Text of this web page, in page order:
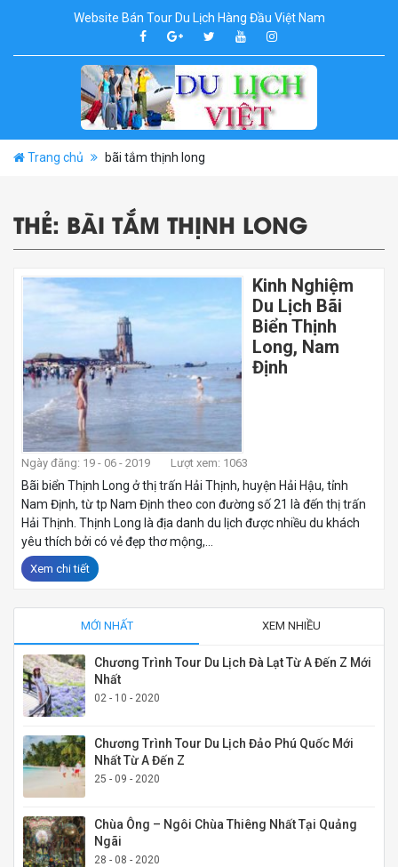
Website Bán Tour Du Lịch Hàng Đầu Việt Nam
Trang chủ bãi tắm thịnh long
THẺ: BÃI TẮM THỊNH LONG
Kinh Nghiệm
Du Lịch Bãi
Biển Thịnh
Long, Nam
Định
Ngày đăng: 19 - 06 - 2019 Lượt xem: 1063
Bãi biển Thịnh Long ở thị trấn Hải Thịnh, huyện Hải Hậu, tỉnh
Nam Định, từ tp Nam Định theo con đường số 21 là đến thị trấn
Hải Thịnh. Thịnh Long là địa danh du lịch được nhiều du khách
yêu thích bởi có vẻ đẹp thơ mộng,...
Xem chi tiết
MỚI NHẤT XEM NHIỀU
Chương Trình Tour Du Lịch Đà Lạt Từ A Đến Z Mới
Nhất
02 - 10 - 2020
Chương Trình Tour Du Lịch Đảo Phú Quốc Mới
Nhất Từ A Đến Z
25 - 09 - 2020
Chùa Ông – Ngôi Chùa Thiêng Nhất Tại Quảng
Ngãi
28 - 08 - 2020